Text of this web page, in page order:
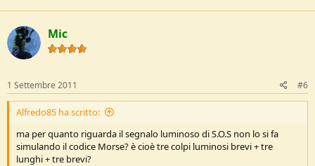
Mic
1 Settembre 2011 #6
Alfredo85 ha scritto:
ma per quanto riguarda il segnalo luminoso di S.O.S non lo si fa
simulando il codice Morse? è cioè tre colpi luminosi brevi + tre
lunghi + tre brevi?